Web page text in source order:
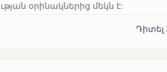
օրինակներից մեկն է:
Դիտել